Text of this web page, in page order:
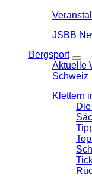
JSBB
Bergsport
Aktuelle
Schweiz
Klettern